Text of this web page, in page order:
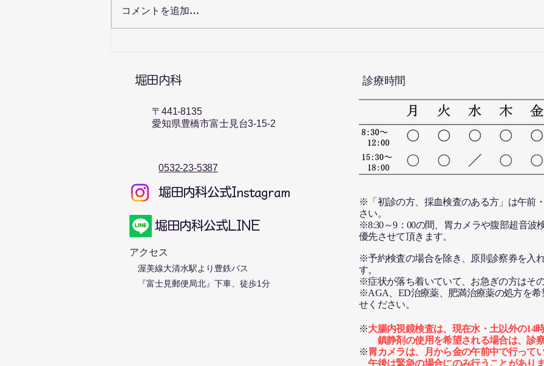
も新
円
コメントを追加…
​堀田内科 ​診療時間
〒441-8135​
愛知県豊橋市富士見台3-15-2
​0532-23-5387
​堀田内科公式Instagram
​堀田内科公式LINE
アクセス
渥美線大清水駅より豊鉄バス
『富士見郵便局北』下車、徒歩1分
※「初診の方、採血検査のある方」は午前
さい。
※8:30～9：00の間、胃カメラや腹部超音波
優先させて頂きます。
※予約検査の場合を除き、原則診察券を入
す。
​※症状が落ち着いていて、お急ぎの方はそ
​※AGA、ED治療薬、肥満治療薬の処方を
せください。
※大腸内視鏡検査は、現在水・土以外の14
鎮静剤の使用を希望される場合は、診察
※胃カメラは、月から金の午前中で行ってい
午後は緊急の場合にのみ行うことがありま